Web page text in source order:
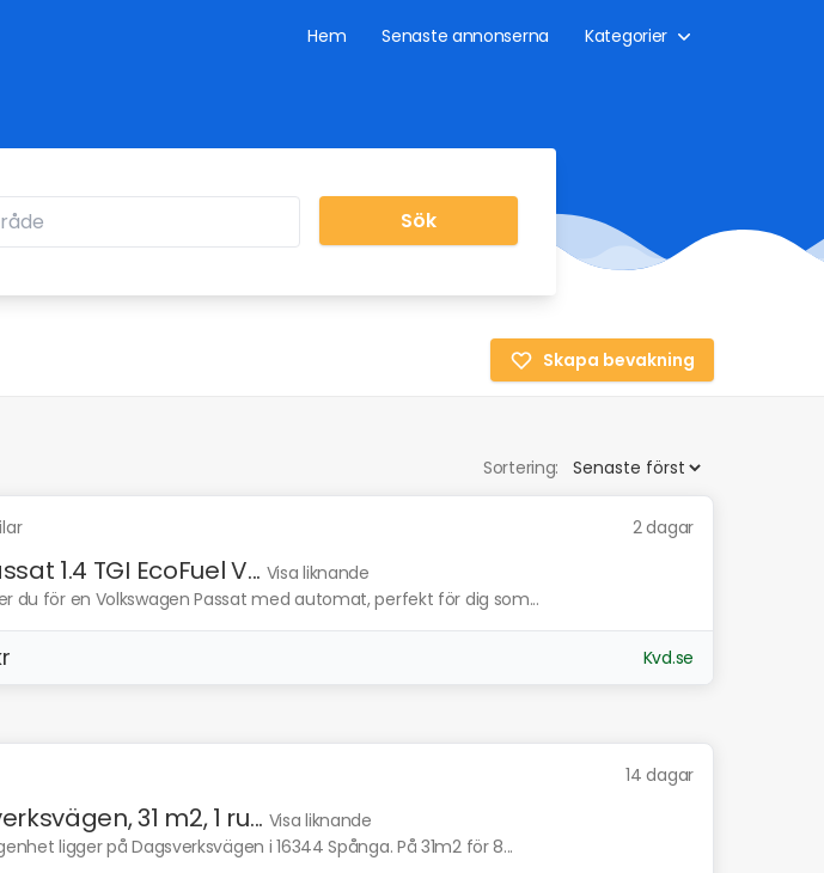
Hem Senaste annonserna Kategorier
Sök
Skapa bevakning
Sortering:
2 dagar
1.4 TGI EcoFuel V... Visa liknande
du för en Volkswagen Passat med automat, perfekt för dig som...
Kvd.se
14 dagar
31 m2, 1 ru... Visa liknande
ligger på Dagsverksvägen i 16344 Spånga. På 31m2 för 8...